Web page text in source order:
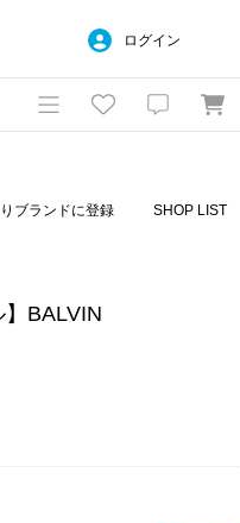
ログイン
ブランドに登録 SHOP LIST
】BALVIN